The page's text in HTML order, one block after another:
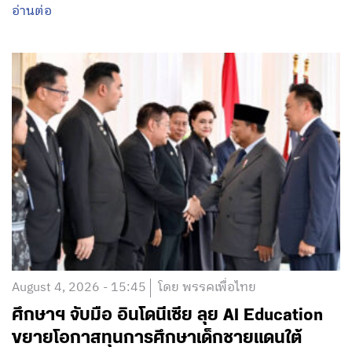
อ่านต่อ
August 4, 2026 - 15:45 โดย พรรคเพื่อไทย
ศึกษาฯ จับมือ อินโดนีเซีย ลุย AI Education
ขยายโอกาสทุนการศึกษาเด็กชายแดนใต้